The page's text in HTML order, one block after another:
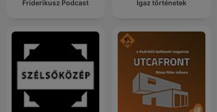
Friderikusz Podcast Igaz történetek